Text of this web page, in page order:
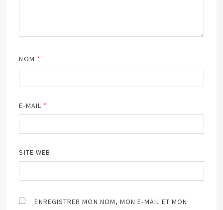
NOM *
E-MAIL *
SITE WEB
ENREGISTRER MON NOM, MON E-MAIL ET MON